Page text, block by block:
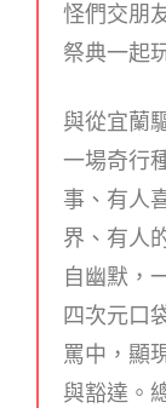
怪們交朋
祭典一起
與從宜蘭
一場奇行
事、有人
界、有人
自幽默，
四次元口
罵中，顯
與豁達。